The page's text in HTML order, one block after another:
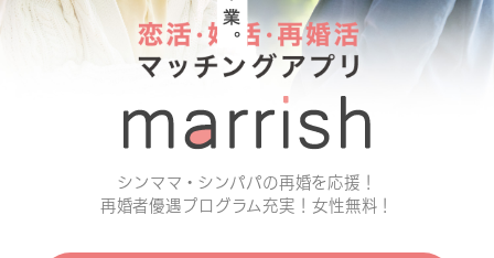
シンママ・シンパパの再婚を応援！
再婚者優遇プログラム充実！女性無料！